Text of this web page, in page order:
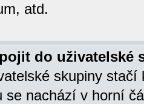
atd.
do uživatelské
skupiny
nachází v horní